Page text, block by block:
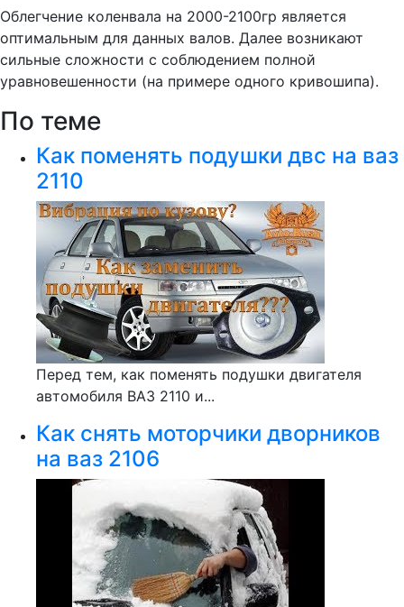
Облегчение коленвала на 2000-2100гр является
оптимальным для данных валов. Далее возникают
сильные сложности с соблюдением полной
уравновешенности (на примере одного кривошипа).
По теме
Как поменять подушки двс на ваз
2110
Перед тем, как поменять подушки двигателя
автомобиля ВАЗ 2110 и...
Как снять моторчики дворников
на ваз 2106